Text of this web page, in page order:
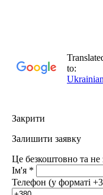
Закрити
Залишити заявку
Це безкоштовно та не
Ім'я *
Телефон (у форматі